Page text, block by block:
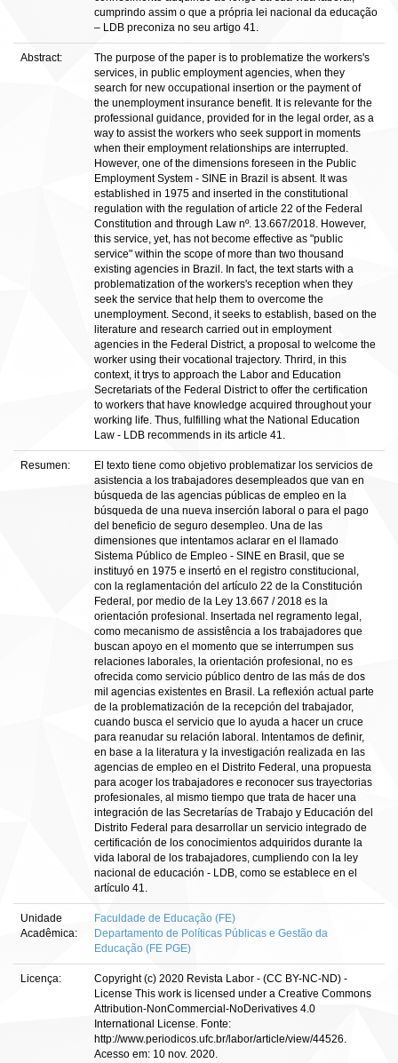
cumprindo assim o que a própria lei nacional da educação
– LDB preconiza no seu artigo 41.
Abstract:
The purpose of the paper is to problematize the workers's
services, in public employment agencies, when they
search for new occupational insertion or the payment of
the unemployment insurance benefit. It is relevante for the
professional guidance, provided for in the legal order, as a
way to assist the workers who seek support in moments
when their employment relationships are interrupted.
However, one of the dimensions foreseen in the Public
Employment System - SINE in Brazil is absent. It was
established in 1975 and inserted in the constitutional
regulation with the regulation of article 22 of the Federal
Constitution and through Law nº. 13.667/2018. However,
this service, yet, has not become effective as "public
service" within the scope of more than two thousand
existing agencies in Brazil. In fact, the text starts with a
problematization of the workers's reception when they
seek the service that help them to overcome the
unemployment. Second, it seeks to establish, based on the
literature and research carried out in employment
agencies in the Federal District, a proposal to welcome the
worker using their vocational trajectory. Thrird, in this
context, it trys to approach the Labor and Education
Secretariats of the Federal District to offer the certification
to workers that have knowledge acquired throughout your
working life. Thus, fulfilling what the National Education
Law - LDB recommends in its article 41.
Resumen:
El texto tiene como objetivo problematizar los servicios de
asistencia a los trabajadores desempleados que van en
búsqueda de las agencias públicas de empleo en la
búsqueda de una nueva inserción laboral o para el pago
del beneficio de seguro desempleo. Una de las
dimensiones que intentamos aclarar en el llamado
Sistema Público de Empleo - SINE en Brasil, que se
instituyó en 1975 e insertó en el registro constitucional,
con la reglamentación del artículo 22 de la Constitución
Federal, por medio de la Ley 13.667 / 2018 es la
orientación profesional. Insertada nel regramento legal,
como mecanismo de assistência a los trabajadores que
buscan apoyo en el momento que se interrumpen sus
relaciones laborales, la orientación profesional, no es
ofrecida como servicio público dentro de las más de dos
mil agencias existentes en Brasil. La reflexión actual parte
de la problematización de la recepción del trabajador,
cuando busca el servicio que lo ayuda a hacer un cruce
para reanudar su relación laboral. Intentamos de definir,
en base a la literatura y la investigación realizada en las
agencias de empleo en el Distrito Federal, una propuesta
para acoger los trabajadores e reconocer sus trayectorias
profesionales, al mismo tiempo que trata de hacer una
integración de las Secretarías de Trabajo y Educación del
Distrito Federal para desarrollar un servicio integrado de
certificación de los conocimientos adquiridos durante la
vida laboral de los trabajadores, cumpliendo con la ley
nacional de educación - LDB, como se establece en el
artículo 41.
Unidade
Acadêmica:
Faculdade de Educação (FE)
Departamento de Políticas Públicas e Gestão da
Educação (FE PGE)
Licença:
Copyright (c) 2020 Revista Labor - (CC BY-NC-ND) -
License This work is licensed under a Creative Commons
Attribution-NonCommercial-NoDerivatives 4.0
International License. Fonte:
http://www.periodicos.ufc.br/labor/article/view/44526.
Acesso em: 10 nov. 2020.